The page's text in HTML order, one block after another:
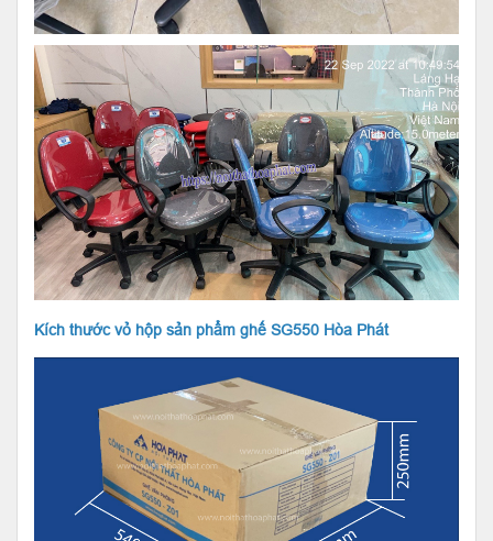
Kích thước vỏ hộp sản phẩm ghế SG550 Hòa Phát